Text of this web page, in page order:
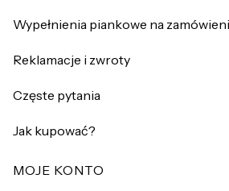
Wypełnienia piankowe na
Reklamacje i zwroty
Częste pytania
Jak kupować?
MOJE KONTO